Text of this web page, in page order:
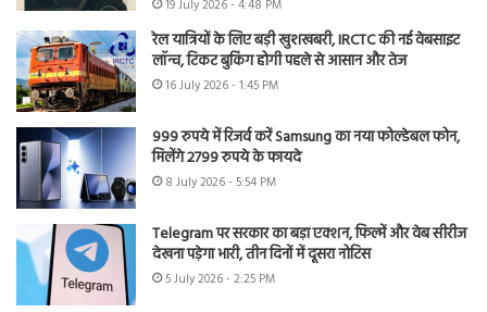
19 July 2026 - 4:48 PM
रेल यात्रियों के लिए बड़ी खुशखबरी, IRCTC की नई वेबसाइट
लॉन्च, टिकट बुकिंग होगी पहले से आसान और तेज
16 July 2026 - 1:45 PM
999 रुपये में रिजर्व करें Samsung का नया फोल्डेबल फोन,
मिलेंगे 2799 रुपये के फायदे
8 July 2026 - 5:54 PM
Telegram पर सरकार का बड़ा एक्शन, फिल्में और वेब सीरीज
देखना पड़ेगा भारी, तीन दिनों में दूसरा नोटिस
5 July 2026 - 2:25 PM